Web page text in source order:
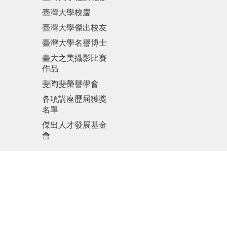
臺灣大學校慶
臺灣大學傑出校友
臺灣大學名譽博士
臺大之美攝影比賽
作品
斐陶斐榮譽學會
各項講座歷屆獲獎
名單
傑出人才發展基金
會